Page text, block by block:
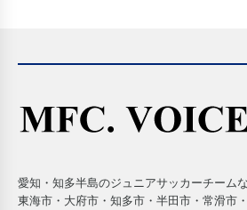
愛知・知多半島のジュニアサッカーチーム
東海市・大府市・知多市・半田市・常滑市